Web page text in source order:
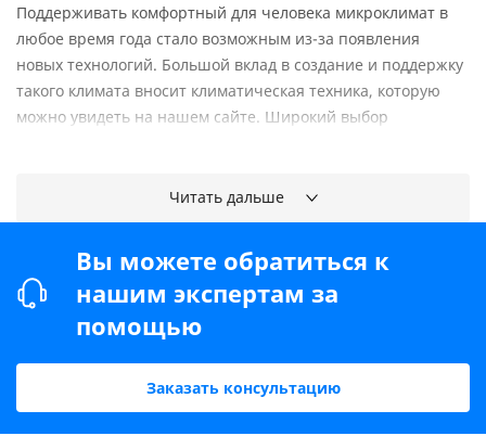
Поддерживать комфортный для человека микроклимат в
любое время года стало возможным из-за появления
новых технологий. Большой вклад в создание и поддержку
такого климата вносит климатическая техника, которую
можно увидеть на нашем сайте. Широкий выбор
Наша техника – ваш комфорт и экономия.
Подольске у нас:
Большой и подробный каталог товаров;
Помощь с выбором оборудования и консультация по
Гарантия на услуги и реализуемую технику.
Читать дальше
Вы можете обратиться к
нашим экспертам за
помощью
Заказать консультацию